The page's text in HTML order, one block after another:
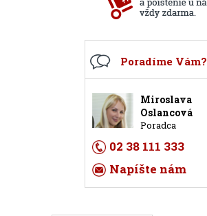
Poradíme Vám?
Miroslava
Oslancová
Poradca
02 38 111 333
Napíšte nám